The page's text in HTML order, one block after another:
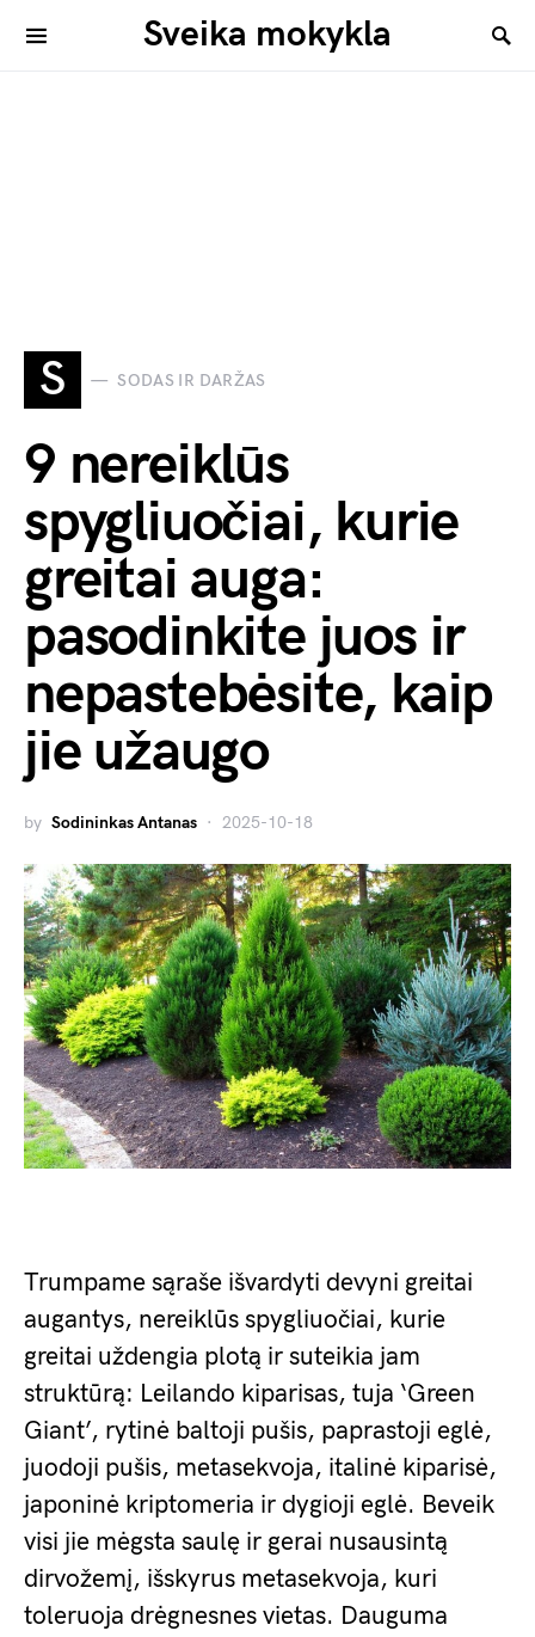
Sveika mokykla
S SODAS IR DARŽAS
9 nereiklūs
spygliuočiai, kurie
greitai auga:
pasodinkite juos ir
nepastebėsite, kaip
jie užaugo
by Sodininkas Antanas 2025-10-18
Trumpame sąraše išvardyti devyni greitai
augantys, nereiklūs spygliuočiai, kurie
greitai uždengia plotą ir suteikia jam
struktūrą: Leilando kiparisas, tuja ‘Green
Giant’, rytinė baltoji pušis, paprastoji eglė,
juodoji pušis, metasekvoja, italinė kiparisė,
japoninė kriptomeria ir dygioji eglė. Beveik
visi jie mėgsta saulę ir gerai nusausintą
dirvožemį, išskyrus metasekvoja, kuri
toleruoja drėgnesnes vietas. Dauguma